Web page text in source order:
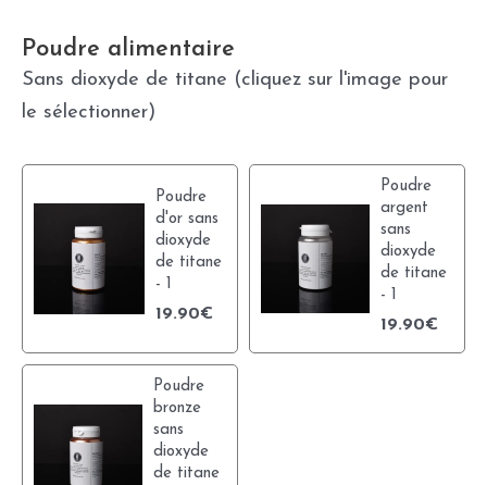
Poudre alimentaire
Sans dioxyde de titane (cliquez sur l'image pour
le sélectionner)
Poudre
d'or sans
dioxyde
de titane
- 1
19.90€
Poudre
argent
sans
dioxyde
de titane
- 1
19.90€
Poudre
bronze
sans
dioxyde
de titane